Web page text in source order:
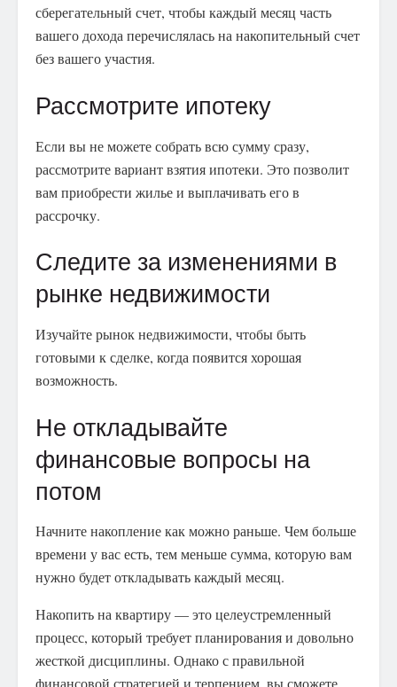
сберегательный счет, чтобы каждый месяц часть
вашего дохода перечислялась на накопительный счет
без вашего участия.
Рассмотрите ипотеку
Если вы не можете собрать всю сумму сразу,
рассмотрите вариант взятия ипотеки. Это позволит
вам приобрести жилье и выплачивать его в
рассрочку.
Следите за изменениями в
рынке недвижимости
Изучайте рынок недвижимости, чтобы быть
готовыми к сделке, когда появится хорошая
возможность.
Не откладывайте
финансовые вопросы на
потом
Начните накопление как можно раньше. Чем больше
времени у вас есть, тем меньше сумма, которую вам
нужно будет откладывать каждый месяц.
Накопить на квартиру — это целеустремленный
процесс, который требует планирования и довольно
жесткой дисциплины. Однако с правильной
финансовой стратегией и терпением, вы сможете